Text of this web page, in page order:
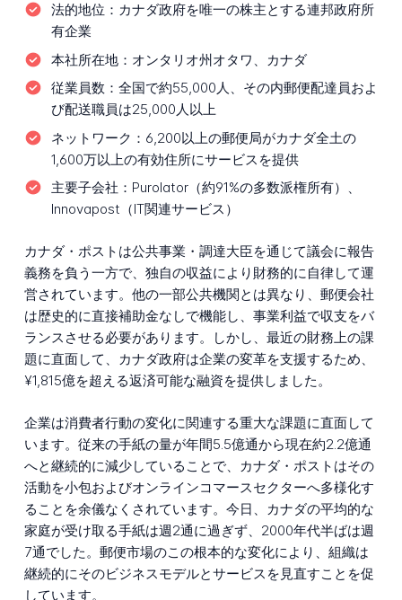
法的地位： カナダ政府を唯一の株主とする連邦政府所
有企業
本社所在地： オンタリオ州オタワ、カナダ
従業員数： 全国で約55,000人、その内郵便配達員およ
び配送職員は25,000人以上
ネットワーク： 6,200以上の郵便局がカナダ全土の
1,600万以上の有効住所にサービスを提供
主要子会社： Purolator（約91%の多数派権所有）、
Innovapost（IT関連サービス）
カナダ・ポストは公共事業・調達大臣を通じて議会に報告
義務を負う一方で、独自の収益により財務的に自律して運
営されています。他の一部公共機関とは異なり、郵便会社
は歴史的に直接補助金なしで機能し、事業利益で収支をバ
ランスさせる必要があります。しかし、最近の財務上の課
題に直面して、カナダ政府は企業の変革を支援するため、
¥1,815億を超える返済可能な融資を提供しました。
企業は消費者行動の変化に関連する重大な課題に直面して
います。従来の手紙の量が年間5.5億通から現在約2.2億通
へと継続的に減少していることで、カナダ・ポストはその
活動を小包およびオンラインコマースセクターへ多様化す
ることを余儀なくされています。今日、カナダの平均的な
家庭が受け取る手紙は週2通に過ぎず、2000年代半ばは週
7通でした。郵便市場のこの根本的な変化により、組織は
継続的にそのビジネスモデルとサービスを見直すことを促
しています。